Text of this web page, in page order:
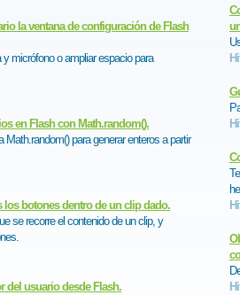
la ventana de configuración de Flash
micrófono o ampliar espacio para
en Flash con Math.random().
Math.random() para generar enteros a partir
los botones dentro de un clip dado.
se recorre el contenido de un clip, y
del usuario desde Flash.